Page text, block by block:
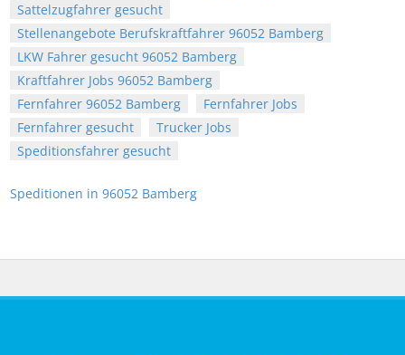
Sattelzugfahrer gesucht
Stellenangebote Berufskraftfahrer 96052 Bamberg
LKW Fahrer gesucht 96052 Bamberg
Kraftfahrer Jobs 96052 Bamberg
Fernfahrer 96052 Bamberg
Fernfahrer Jobs
Fernfahrer gesucht
Trucker Jobs
Speditionsfahrer gesucht
Speditionen in 96052 Bamberg